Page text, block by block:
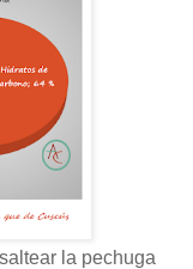
la pechuga